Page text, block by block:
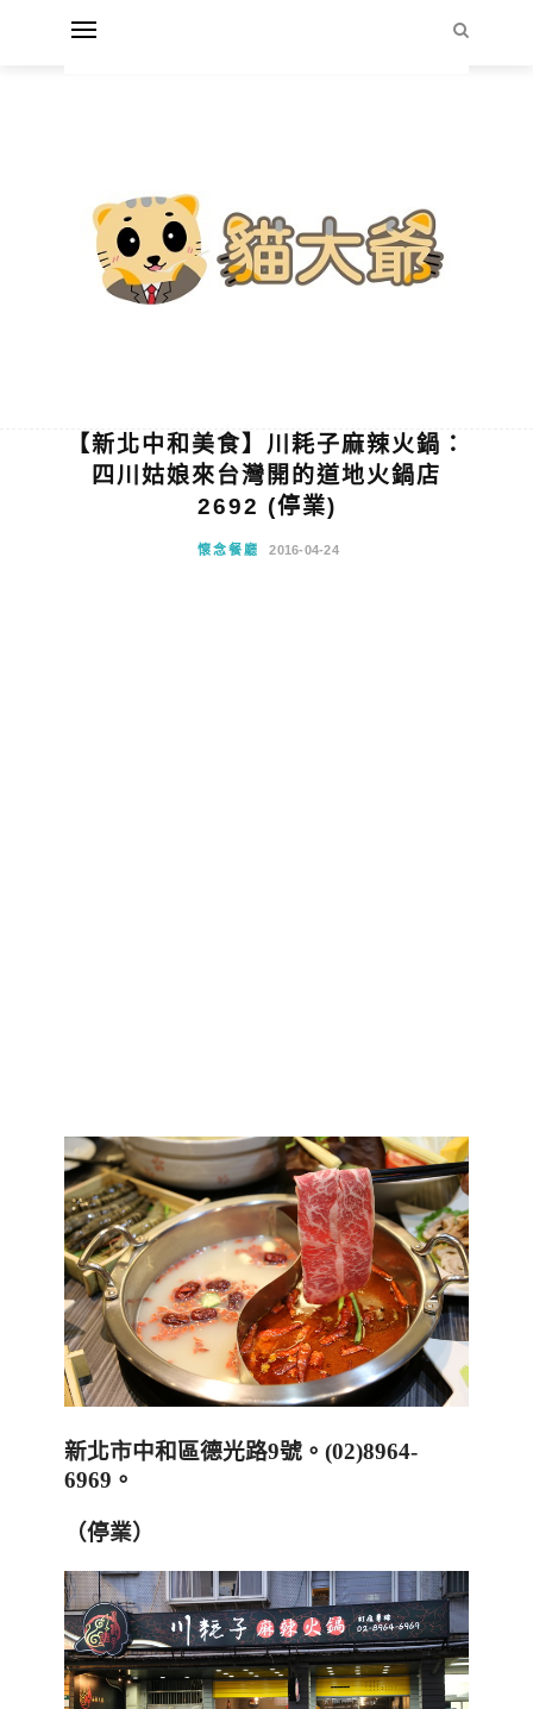
【新北中和美食】川耗子麻辣火鍋：
四川姑娘來台灣開的道地火鍋店
2692 (停業)
懷念餐廳 2016-04-24
新北市中和區德光路9號。 (02)8964-
6969 。
（停業）